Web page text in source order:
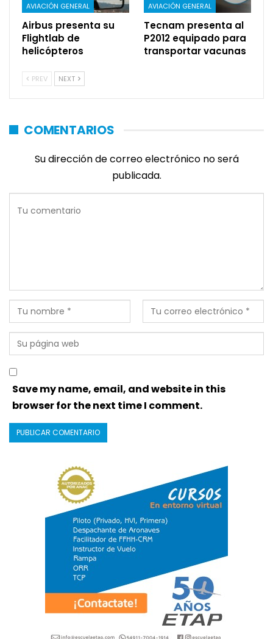
AVIACIÓN GENERAL
Airbus presenta su
Flightlab de
helicópteros
AVIACIÓN GENERAL
Tecnam presenta al
P2012 equipado para
transportar vacunas
PREV NEXT
COMENTARIOS
Su dirección de correo electrónico no será
publicada.
Save my name, email, and website in this
browser for the next time I comment.